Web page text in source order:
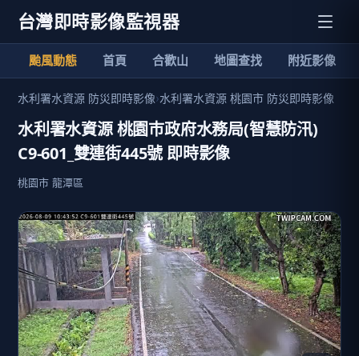
台灣即時影像監視器
颱風動態 首頁 合歡山 地圖查找 附近影像
水利署水資源 防災即時影像›水利署水資源 桃園市 防災即時影像
水利署水資源 桃園巿政府水務局(智慧防汛)
C9-601_雙連街445號 即時影像
桃園市 龍潭區